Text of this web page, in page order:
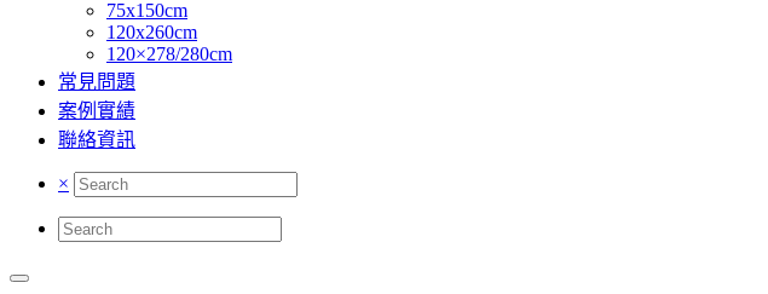
75x150cm
120x260cm
120×278/280cm
常見問題
案例實績
聯絡資訊
×